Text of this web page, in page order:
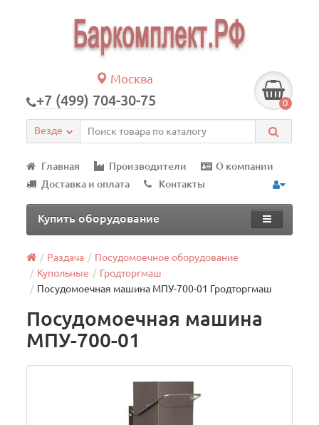
Москва
+7 (499) 704-30-75 0
Везде
Главная Производители
О компании
Доставка и оплата
Контакты
Купить оборудование
Раздача
Посудомоечное оборудование
Купольные
Гродторгмаш
Посудомоечная машина МПУ-700-01 Гродторгмаш
Посудомоечная машина
МПУ-700-01